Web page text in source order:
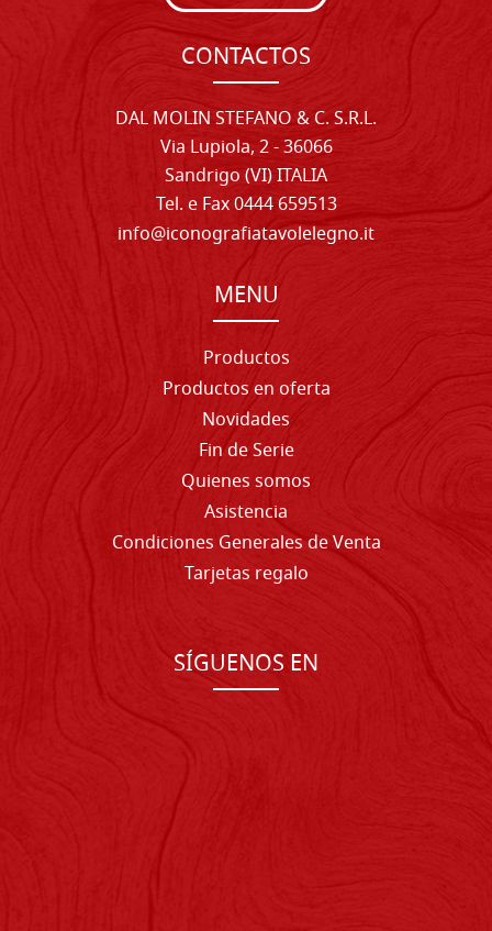
CONTACTOS
DAL MOLIN STEFANO & C. S.R.L.
Via Lupiola, 2 - 36066
Sandrigo (VI) ITALIA
Tel. e Fax 0444 659513
info@iconografiatavolelegno.it
MENU
Productos
Productos en oferta
Novidades
Fin de Serie
Quienes somos
Asistencia
Condiciones Generales de Venta
Tarjetas regalo
SÍGUENOS EN